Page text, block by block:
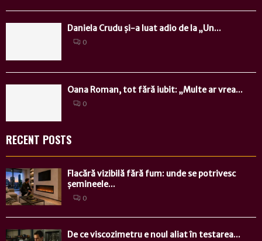
Daniela Crudu și-a luat adio de la „Un...
0
Oana Roman, tot fără iubit: „Multe ar vrea...
0
RECENT POSTS
Flacără vizibilă fără fum: unde se potrivesc
șemineele...
0
De ce viscozimetru e noul aliat în testarea...